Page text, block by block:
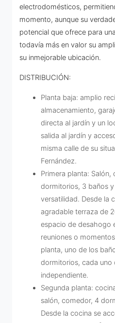
electrodomésticos,
momento, aunque su
potencial que ofrece para
todavía más en valor su
su inmejorable ubicación.
DISTRIBUCIÓN:
Planta baja: amplio
almacenamiento,
directa al jardín y un
salida al jardín y
misma calle de su
Fernández.
Primera planta:
dormitorios, 3 baños
versatilidad. Desde la
agradable terraza de
espacio de desahogo
reuniones o
planta, uno de los
dormitorios, cada uno
independiente.
Segunda planta:
salón, comedor, 4
Desde la cocina se